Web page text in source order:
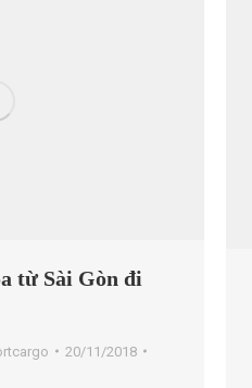
từ Sài Gòn đi
20/11/2018